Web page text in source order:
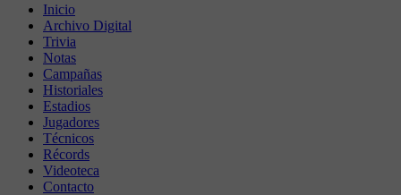
Inicio
Archivo Digital
Trivia
Notas
Campañas
Historiales
Estadios
Jugadores
Técnicos
Récords
Videoteca
Contacto